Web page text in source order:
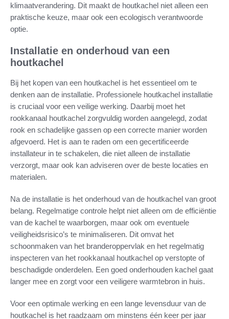
klimaatverandering. Dit maakt de houtkachel niet alleen een
praktische keuze, maar ook een ecologisch verantwoorde
optie.
Installatie en onderhoud van een
houtkachel
Bij het kopen van een houtkachel is het essentieel om te
denken aan de installatie. Professionele houtkachel installatie
is cruciaal voor een veilige werking. Daarbij moet het
rookkanaal houtkachel zorgvuldig worden aangelegd, zodat
rook en schadelijke gassen op een correcte manier worden
afgevoerd. Het is aan te raden om een gecertificeerde
installateur in te schakelen, die niet alleen de installatie
verzorgt, maar ook kan adviseren over de beste locaties en
materialen.
Na de installatie is het onderhoud van de houtkachel van groot
belang. Regelmatige controle helpt niet alleen om de efficiëntie
van de kachel te waarborgen, maar ook om eventuele
veiligheidsrisico’s te minimaliseren. Dit omvat het
schoonmaken van het branderoppervlak en het regelmatig
inspecteren van het rookkanaal houtkachel op verstopte of
beschadigde onderdelen. Een goed onderhouden kachel gaat
langer mee en zorgt voor een veiligere warmtebron in huis.
Voor een optimale werking en een lange levensduur van de
houtkachel is het raadzaam om minstens één keer per jaar